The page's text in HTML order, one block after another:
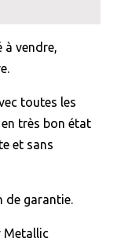
à vendre,
toutes les
très bon état
et sans
de garantie.
Metallic